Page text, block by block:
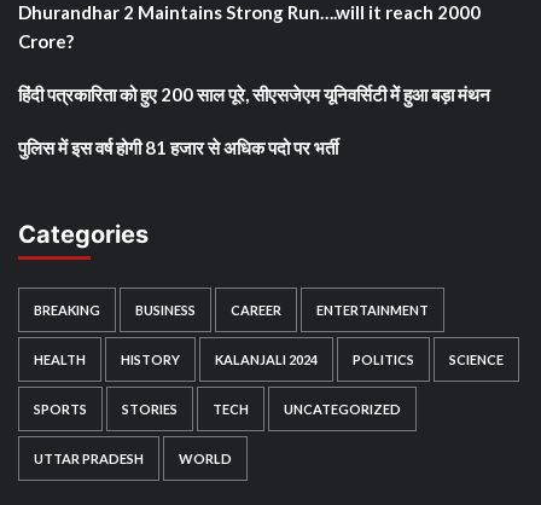
Dhurandhar 2 Maintains Strong Run….will it reach 2000
Crore?
हिंदी पत्रकारिता को हुए 200 साल पूरे, सीएसजेएम यूनिवर्सिटी में हुआ बड़ा मंथन
पुलिस में इस वर्ष होगी 81 हजार से अधिक पदो पर भर्ती
Categories
BREAKING BUSINESS CAREER ENTERTAINMENT
HEALTH HISTORY KALANJALI 2024 POLITICS SCIENCE
SPORTS STORIES TECH UNCATEGORIZED
UTTAR PRADESH WORLD